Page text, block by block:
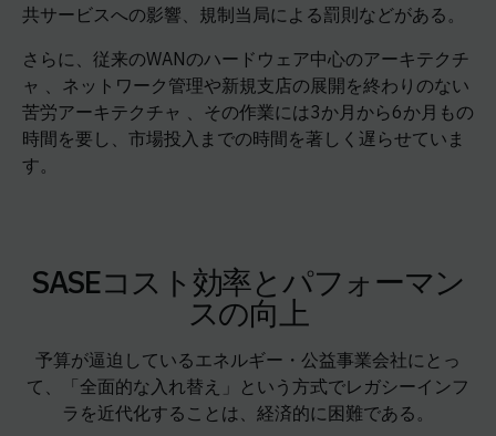
共サービスへの影響、規制当局による罰則などがある。
さらに、従来のWANのハードウェア中心のアーキテクチ
ャ 、ネットワーク管理や新規支店の展開を終わりのない
苦労アーキテクチャ 、その作業には3か月から6か月もの
時間を要し、市場投入までの時間を著しく遅らせていま
す。
SASEコスト効率とパフォーマン
スの向上
予算が逼迫しているエネルギー・公益事業会社にとっ
て、「全面的な入れ替え」という方式でレガシーインフ
ラを近代化することは、経済的に困難である。